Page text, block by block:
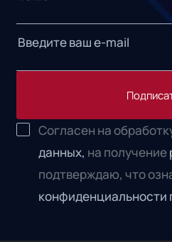
Согласен на
данных, на получение
подтверждаю, что
конфиденциальности